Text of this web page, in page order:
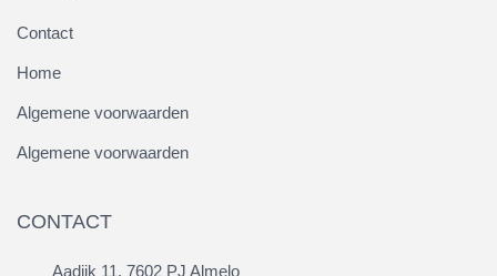
Contact
Home
Algemene voorwaarden
Algemene voorwaarden
CONTACT
Aadijk 11, 7602 PJ Almelo